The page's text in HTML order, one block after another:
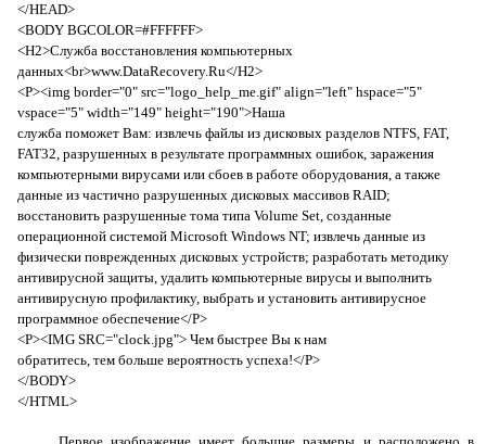
</HEAD>
<BODY BGCOLOR=#FFFFFF>
<H2>Служба восстановления компьютерных
данных<br>www.DataRecovery.Ru</H2>
<P><img border="0" src="logo help me.gif" align="left" hspace="5"
vspace="5" width="149" height="190">Наша
служба поможет Вам: извлечь файлы из дисковых разделов NTFS, FAT,
FAT32, разрушенных в результате программных ошибок, заражения
компьютерными вирусами или сбоев в работе оборудования, а также
данные из частично разрушенных дисковых массивов RAID;
восстановить разрушенные тома типа Volume Set, созданные
операционной системой Microsoft Windows NT; извлечь данные из
физически поврежденных дисковых устройств; разработать методику
антивирусной защиты, удалить компьютерные вирусы и выполнить
антивирусную профилактику, выбрать и установить антивирусное
программное обеспечение</P>
<P><IMG SRC="clock.jpg"> Чем быстрее Вы к нам
обратитесь, тем больше вероятность успеха!</P>
</BODY>
</HTML>